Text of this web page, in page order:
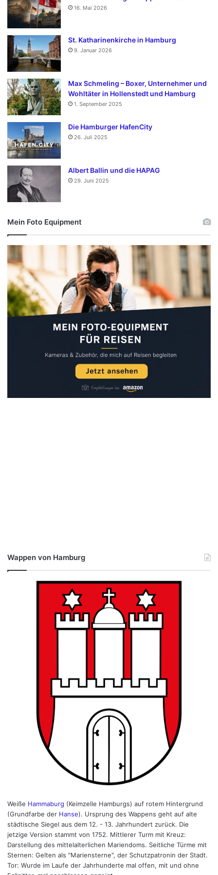
16. Mai 2026
St. Katharinenkirche in Hamburg
9. Januar 2026
Max Schmeling – Boxer, Unternehmer und
Wohltäter in Hollenstedt und Hamburg
1. September 2025
Die Hamburger HafenCity
26. Juli 2025
Albert Ballin und die HAPAG
29. Juni 2025
Mein Foto Equipment
Wappen von Hamburg
Weiße Hammaburg (Keimzelle Hamburgs) auf rotem Hintergrund
(Grundfarbe der Hanse). Ursprung des Wappens geht auf alte
städtische Siegel aus dem 12. - 13. Jahrhundert zurück. Die
jetzige Version stammt von 1752. Mittlerer Turm mit Kreuz:
Darstellung des mittelalterlichen Mariendoms. Seitliche Türme mit
Sternen: Gelten als "Mariensterne", der Schutzpatronin der Stadt.
Tor: Wurde im Laufe der Jahrhunderte mal offen, mit und ohne